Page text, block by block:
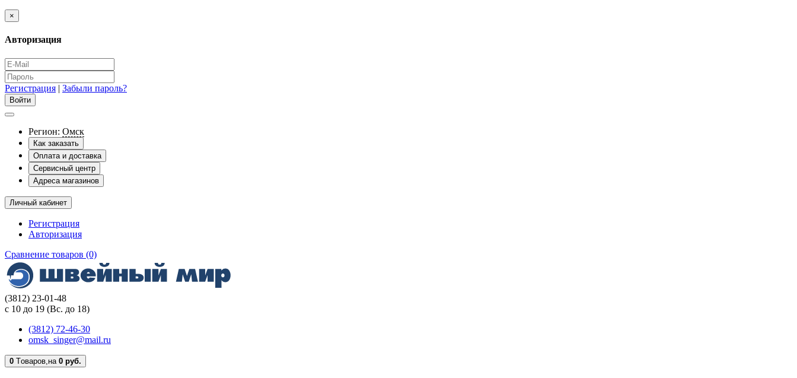
×
Авторизация
Регистрация | Забыли пароль?
Регион: Омск
Как заказать
Оплата и доставка
Сервисный центр
Адреса магазинов
Личный кабинет
Регистрация
Авторизация
Сравнение товаров (0)
(3812) 23-01-48
с 10 до 19 (Вс. до 18)
(3812) 72-46-30
omsk_singer@mail.ru
0 Tоваров,на 0 руб.